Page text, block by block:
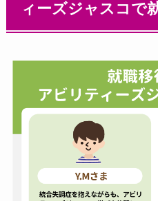
ィーズジャスコで